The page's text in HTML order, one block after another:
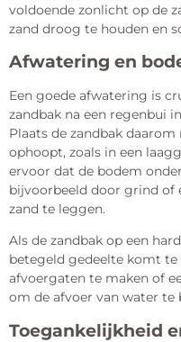
voldoende zonlicht op de
zand droog te houden en
Afwatering en
Een goede afwatering is
zandbak na een regenbui
Plaats de zandbak
ophoopt, zoals in een
ervoor dat de bodem
bijvoorbeeld door grind of
zand te leggen.
Als de zandbak op een
betegeld gedeelte komt
afvoergaten te maken of
om de afvoer van water te
Toegankelijkheid